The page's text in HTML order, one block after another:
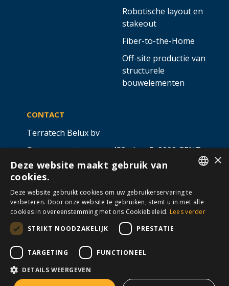
Robotische layout en
stakeout
Fiber-to-the-Home
Off-site productie van
structurele
bouwelementen
CONTACT
Terratech Belux bv
Ottergemsesteenweg 439 - bus 5,9000 GENT
info@allterra-belux.com+32 9 430 25 30
BE1009.467.122
VOLG ONS OP ​ ​
Algemene voorwaarden Cookies Disclaimer
FRENCH
×
Deze website maakt gebruik van
cookies.
Deze website gebruikt cookies om uw gebruikerservaring te
verbeteren. Door onze website te gebruiken, stemt u in met alle
cookies in overeenstemming met ons Cookiebeleid. Lees verder
STRIKT NOODZAKELIJK
PRESTATIE
TARGETING FUNCTIONEEL
DETAILS WEERGEVEN